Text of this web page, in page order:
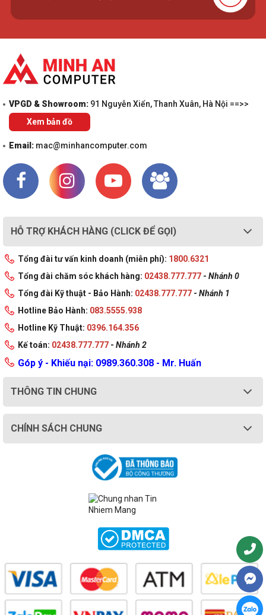
VPGD & Showroom: 91 Nguyễn Xiển, Thanh Xuân, Hà Nội ==>>
Xem bản đồ
Email: mac@minhancomputer.com
HỖ TRỢ KHÁCH HÀNG (CLICK ĐỂ GỌI)
Tổng đài tư vấn kinh doanh (miễn phí): 1800.6321
Tổng đài chăm sóc khách hàng: 02438.777.777 - Nhánh 0
Tổng đài Kỹ thuật - Bảo Hành: 02438.777.777 - Nhánh 1
Hotline Bảo Hành: 083.5555.938
Hotline Kỹ Thuật: 0396.164.356
Kế toán: 02438.777.777 - Nhánh 2
Góp ý - Khiếu nại: 0989.360.308 - Mr. Huấn
THÔNG TIN CHUNG
CHÍNH SÁCH CHUNG